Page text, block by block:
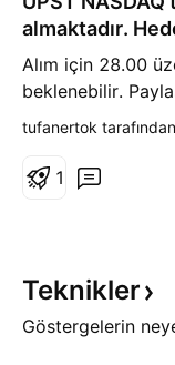
almaktadır.
günde geldi :)
Alım için 28.00
beklenebilir.
bilgi ve
tufanertok tarafından
1
Teknikler
Göstergelerin